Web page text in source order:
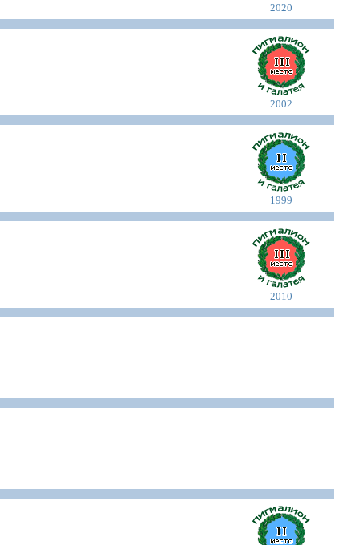
2020
2002
1999
2010